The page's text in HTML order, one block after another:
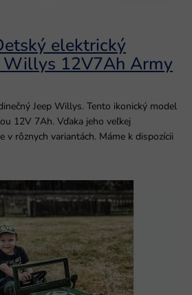
elektrický
Willys 12V7Ah Army
Jeep Willys. Tento ikonický model
12V 7Ah. Vďaka jeho veľkej
rôznych variantách. Máme k dispozícii